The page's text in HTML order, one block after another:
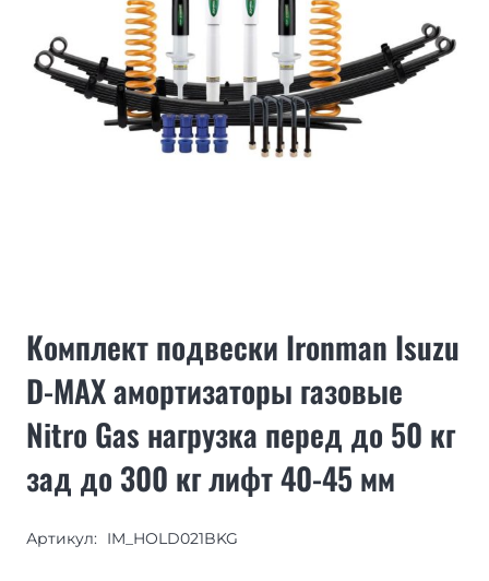
Комплект подвески Ironman Isuzu
D-MAX амортизаторы газовые
Nitro Gas нагрузка перед до 50 кг
зад до 300 кг лифт 40-45 мм
Артикул: IM_HOLD021BKG